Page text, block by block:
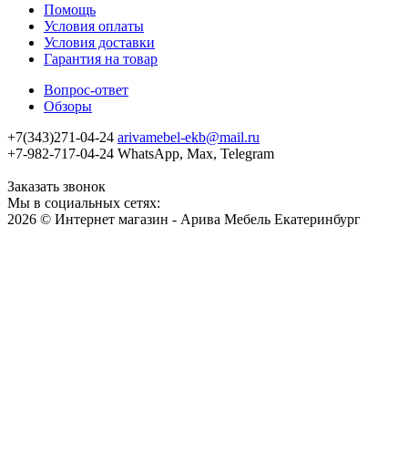
Помощь
Условия оплаты
Условия доставки
Гарантия на товар
Вопрос-ответ
Обзоры
+7(343)271-04-24 arivamebel-ekb@mail.ru
+7-982-717-04-24 WhatsApp, Max, Telegram
Заказать звонок
Мы в социальных сетях:
2026 © Интернет магазин - Арива Мебель Екатеринбург